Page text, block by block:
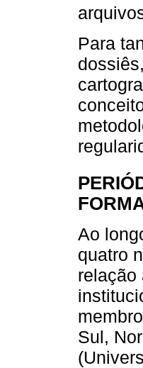
Para
Ao
quatro
relação
Sul,